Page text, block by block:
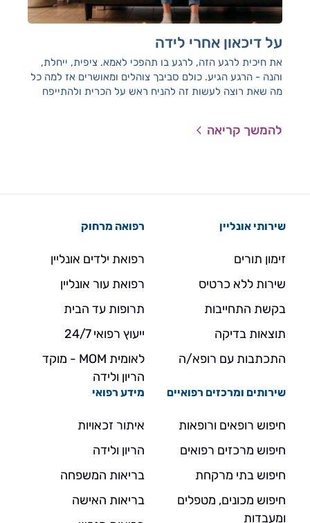
על דיכאון אחרי לידה
את חיכית לרגע הזה, לרגע בו תהפכי לאמא. ציפית, ייחלת,
והנה - הרגע הגיע. כולם סביבך צוהלים ומאושרים אז למה כל
מה שאת רוצה לעשות זה להניח ראש על הכרית ולהתייפח
אומר ואיך בכלל להבין שאת חווה דיכאון אחרי לידה?
להמשך קריאה
שירותי אונליין
זימון תורים
שירות ללא כרטיס
בקשת התחייבות
תוצאות בדיקה
התכתבות עם רופא/ה
רפואה מרחוק
רפואת ילדים אונליין
רפואת עור אונליין
תרופות עד הבית
ייעוץ רפואי 24/7
לאומית MOM - מוקד
הריון ולידה
שירותים ומרכזים רפואיים
חיפוש רופאים ורופאות
חיפוש מרכזים רפואים
חיפוש בתי מרקחת
חיפוש מכונים, מטפלים
ומעבדות
מידע רפואי
איתור זכאויות
הריון ולידה
בריאות המשפחה
בריאות האישה